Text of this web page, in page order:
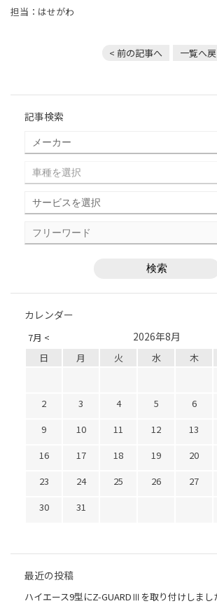
担当：はせがわ
< 前の記事へ 一覧へ
記事検索
カレンダー
7月 < 2026年8月
日 月 火 水 木
2
3 4 5 6
9
10 11 12 13
16
17 18 19 20
23
24 25 26 27
30
31
最近の投稿
ハイエース9型にZ-GUARDⅢを取り付けしまし